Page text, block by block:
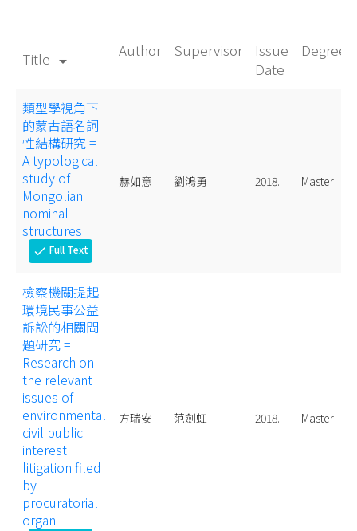
Title arrow_drop_down
Author Supervisor
Issue
Date
Degree
類型學視角下
的蒙古語名詞
性結構研究 =
A typological
study of
Mongolian
nominal
structures
check Full Text
赫如意 劉鴻勇 2018. Master
檢察機關提起
環境民事公益
訴訟的相關問
題研究 =
Research on
the relevant
issues of
environmental
civil public
interest
litigation filed
by
procuratorial
organ
方瑞安 范劍虹 2018. Master